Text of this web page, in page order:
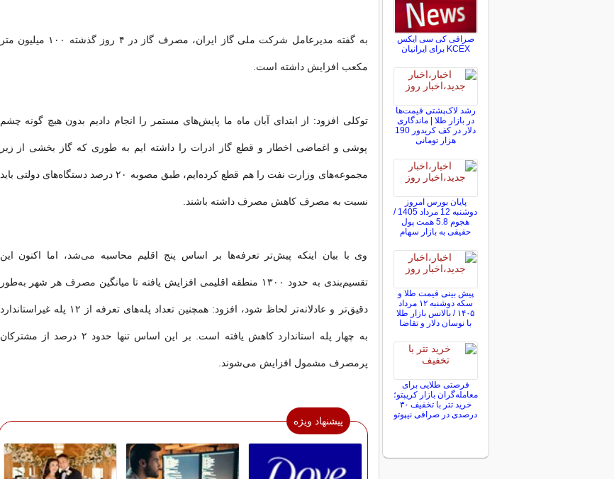
به گفته مدیرعامل شرکت ملی گاز ایران، مصرف گاز در ۴ روز گذشته ۱۰۰ میلیون متر
مکعب افزایش داشته است.
توکلی افزود: از ابتدای آبان ماه ما پایش‌های مستمر را انجام دادیم بدون هیچ گونه چشم
پوشی و اغماضی اخطار و قطع گاز ادرات را داشته ایم به طوری که گاز بخشی از زیر
مجموعه‌های وزارت نفت را هم قطع کرده‌ایم، طبق مصوبه ۲۰ درصد دستگاه‌های دولتی باید
نسبت به مصرف کاهش مصرف داشته باشند.
وی با بیان اینکه پیش‌تر تعرفه‌ها بر اساس پنج اقلیم محاسبه می‌شد، اما اکنون این
تقسیم‌بندی به حدود ۱۳۰۰ منطقه اقلیمی افزایش یافته تا میانگین مصرف هر شهر به‌طور
دقیق‌تر و عادلانه‌تر لحاظ شود، افزود: همچنین تعداد پله‌های تعرفه از ۱۲ پله غیراستاندارد
به چهار پله استاندارد کاهش یافته است. بر این اساس تنها حدود ۲ درصد از مشترکان
پرمصرف مشمول افزایش می‌شوند.
پیشنهاد ویژه
صرافی کی سی ایکس
KCEX برای ایرانیان
رشد لاک‌پشتی قیمت‌ها
در بازار طلا | ماندگاری
دلار در کف کریدور 190
هزار تومانی
پایان بورس امروز
دوشنبه 12 مرداد 1405 /
هجوم 5.8 همت پول
حقیقی به بازار سهام
پیش ‌بینی قیمت طلا و
سکه دوشنبه ۱۲ مرداد
۱۴۰۵ / بالانس بازار طلا
با نوسان دلار و تقاضا
فرصتی طلایی برای
معامله‌گران بازار کریپتو؛
خرید تتر با تخفیف ۳۰
درصدی در صرافی نیپوتو